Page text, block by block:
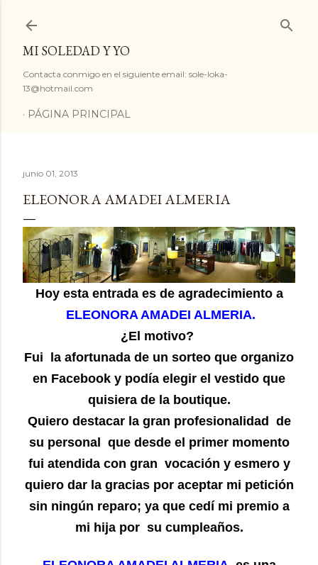
MI SOLEDAD Y YO
Contacta conmigo en el siguiente email: sole-loka-
13@hotmail.com
PÁGINA PRINCIPAL
junio 01, 2013
ELEONORA AMADEI ALMERIA
Hoy esta entrada es de agradecimiento a
ELEONORA AMADEI ALMERIA.
¿El motivo?
Fui la afortunada de un sorteo que organizo
en Facebook y podía elegir el vestido que
quisiera de la boutique.
Quiero destacar la gran profesionalidad de
su personal que desde el primer momento
fui atendida con gran vocación y esmero y
quiero dar la gracias por aceptar mi petición
sin ningún reparo; ya que cedí mi premio a
mi hija por su cumpleaños.